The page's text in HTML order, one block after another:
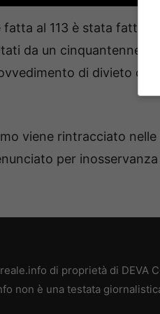
fatta al 113 è stata fatta
da un cinquantenne
di divieto di
viene rintracciato
per
di proprietà di DEVA
non è una testata